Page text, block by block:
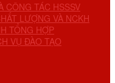
CÔNG TÁC HSSSV
LƯỢNG VÀ NCKH
TỔNG HỢP
VỤ ĐÀO TẠO